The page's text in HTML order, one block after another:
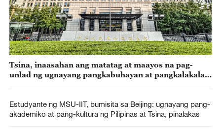
Tsina, inaasahan ang matatag at maayos na pag-
unlad ng ugnayang pangkabuhayan at pangkalakalan
Estudyante ng MSU-IIT, bumisita sa Beijing: ugnayang pang-
akademiko at pang-kultura ng Pilipinas at Tsina, pinalakas